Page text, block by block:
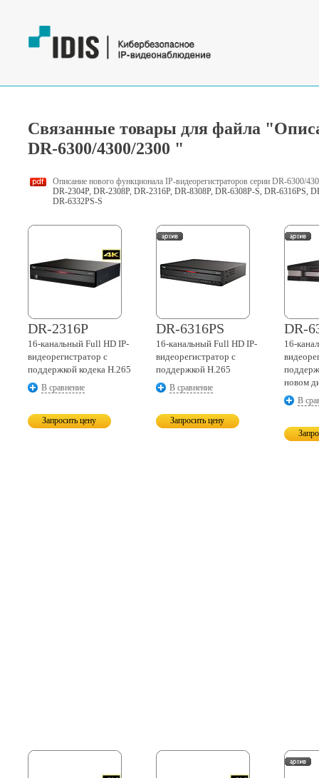
Связанные товары для файла
DR-6300/4300/2300 "
Описание нового функционала IP-видеорегистраторов серии DR-6300/
DR-2304P, DR-2308P, DR-2316P, DR-8308P, DR-6308P-S, DR-6316PS,
DR-6332PS-S
DR-2316P
16-канальный Full HD IP-
видеорегистратор с
поддержкой кодека H.265
В сравнение
Запросить цену
DR-6316PS
16-канальный Full HD IP-
видеорегистратор с
поддержкой H.265
В сравнение
Запросить цену
DR-
16-
новом
В